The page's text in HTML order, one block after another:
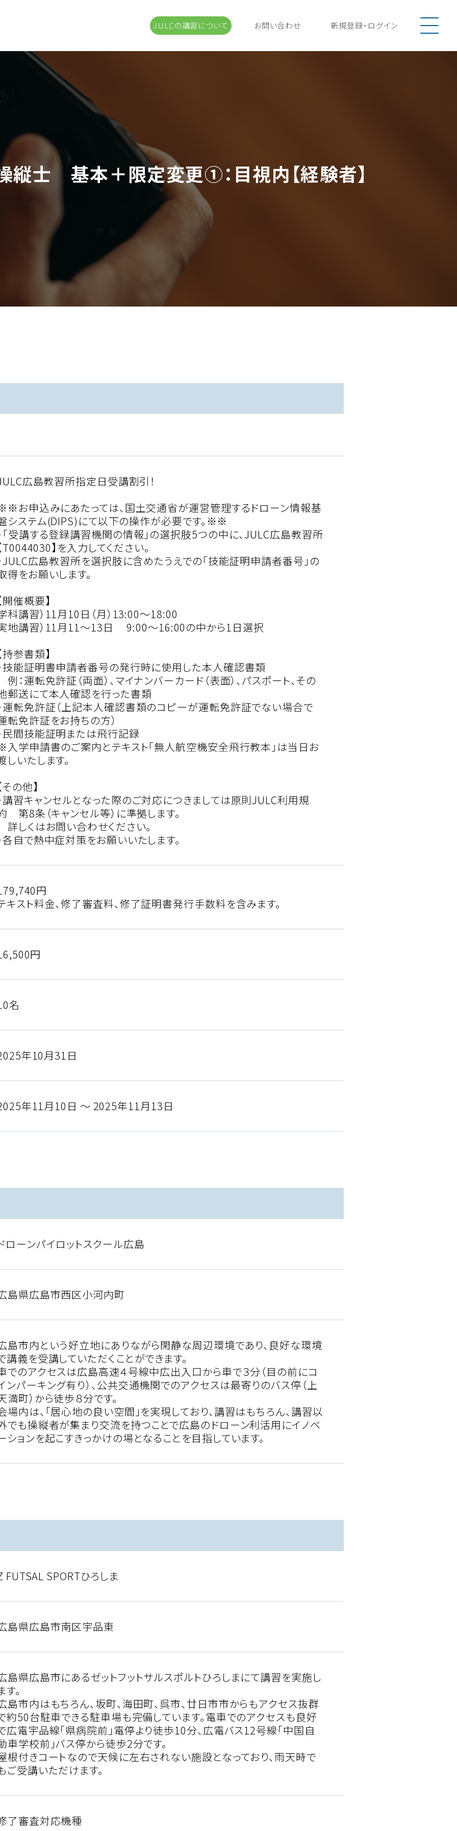
JULCの講習について お問い合わせ 新規登録・ ログイン
縦士 基本＋限定変更①：目視内【経験者】
広島教習所指定日受講割引！
お申込みにあたっては、国土交通省が運営管理するドローン情報基
システム(DIPS)にて以下の操作が必要です。※※
「受講する登録講習機関の情報」の選択肢5つの中に、JULC広島教習所
T0044030】を入力してください。
JULC広島教習所を選択肢に含めたうえでの「技能証明申請者番号」の
得をお願いします。
開催概要】
科講習）11月10日（月）13:00〜18:00
地講習）11月11〜13日 9:00〜16:00の中から1日選択
持参書類】
技能証明書申請者番号の発行時に使用した本人確認書類
：運転免許証（両面）、マイナンバーカード（表面）、パスポート、その
郵送にて本人確認を行った書類
運転免許証（上記本人確認書類のコピーが運転免許証でない場合で
転免許証をお持ちの方）
民間技能証明または飛行記録
入学申請書のご案内とテキスト「無人航空機安全飛行教本」は当日お
しいたします。
その他】
講習キャンセルとなった際のご対応につきましては原則JULC利用規
第8条（キャンセル等）に準拠します。
しくはお問い合わせください。
各自で熱中症対策をお願いいたします。
円
キスト料金、修了審査料、修了証明書発行手数料を含みます。
円
名
年10月31日
年11月10日 ～ 2025年11月13日
ローンパイロットスクール広島
島県広島市西区小河内町
島市内という好立地にありながら閑静な周辺環境であり、良好な環境
講義を受講していただくことができます。
でのアクセスは広島高速４号線中広出入口から車で３分（目の前にコ
ンパーキング有り）、公共交通機関でのアクセスは最寄りのバス停（上
満町）から徒歩８分です。
場内は、「居心地の良い空間」を実現しており、講習はもちろん、講習以
でも操縦者が集まり交流を持つことで広島のドローン利活用にイノベ
ションを起こすきっかけの場となることを目指しています。
FUTSAL SPORTひろしま
島県広島市南区宇品東
島県広島市にあるゼットフットサルスポルトひろしまにて講習を実施し
す。
島市内はもちろん、坂町、海田町、呉市、廿日市市からもアクセス抜群
約50台駐車できる駐車場も完備しています。電車でのアクセスも良好
広電宇品線「県病院前」電停より徒歩10分、広電バス12号線「中国自
車学校前」バス停から徒歩2分です。
根付きコートなので天候に左右されない施設となっており、雨天時で
ご受講いただけます。
了審査対応機種